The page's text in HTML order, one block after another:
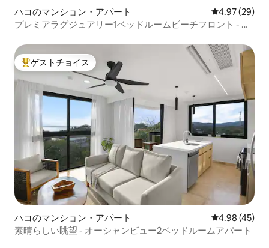
ハコのマンション・アパート レビュー29
4.97 (29)
プレミアラグジュアリー1ベッドルームビーチフロント - ト
大好評のゲストチョイスです。
ゲストチョイス
ハコのマンション・アパート レビュー45
4.98 (45)
素晴らしい眺望 - オーシャンビュー2ベッドルームアパート